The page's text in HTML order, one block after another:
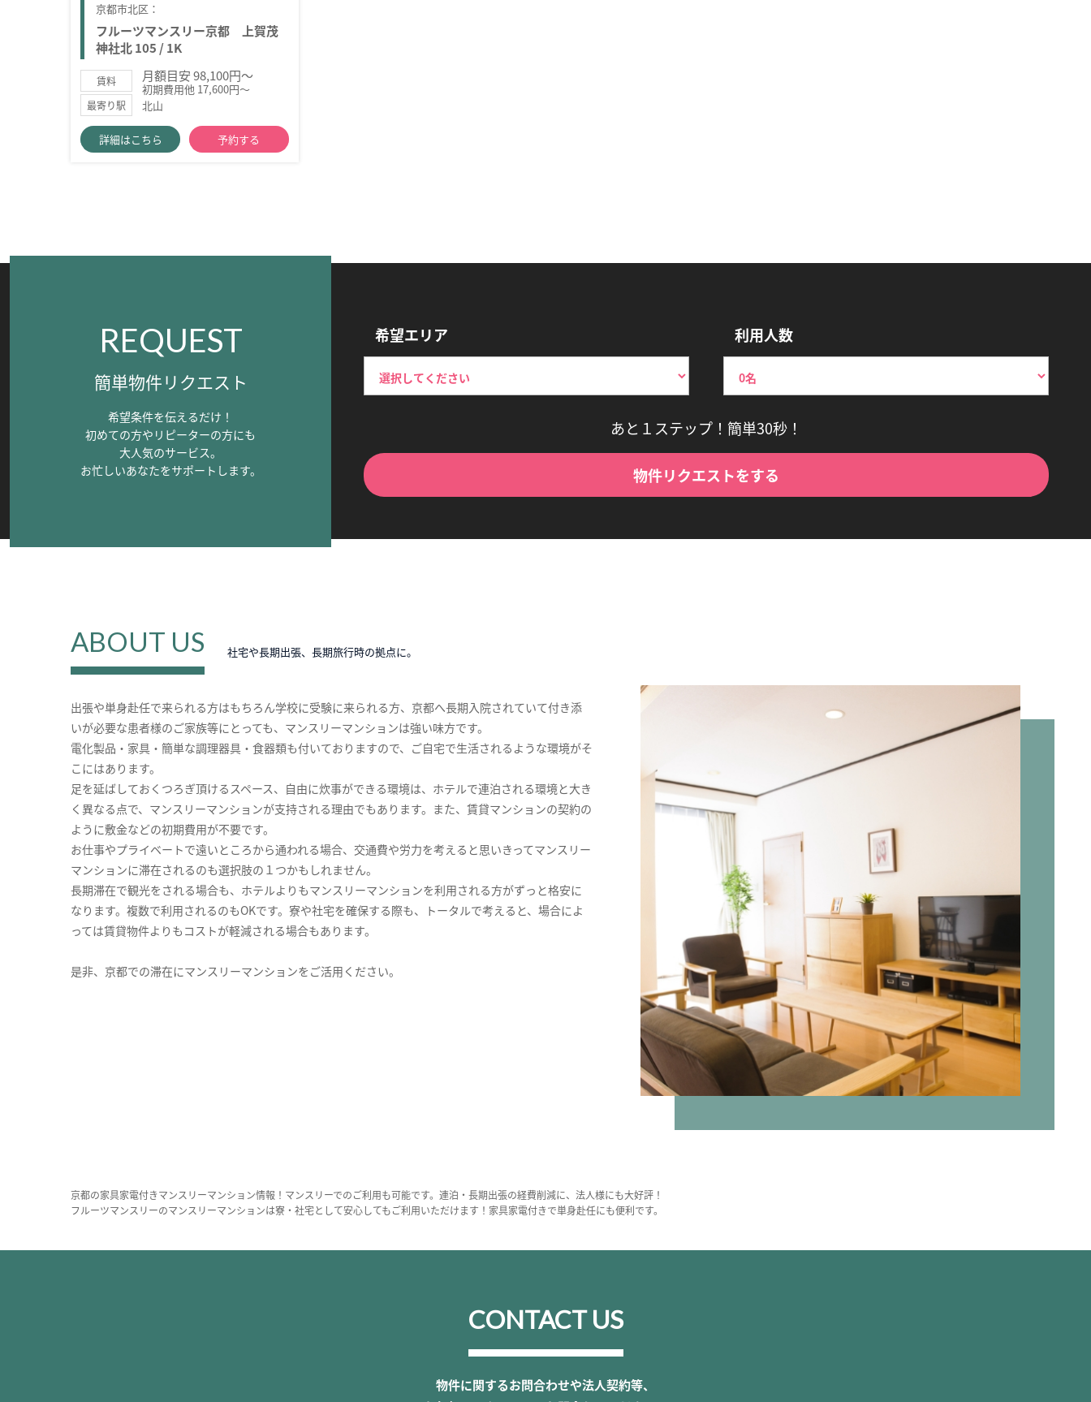
京都市北区：
フルーツマンスリー京都 上賀茂
神社北 105 / 1K
賃料 月額目安 98,100円～
初期費用他 17,600円～
最寄り駅 北山
詳細はこちら 予約する
REQUEST
簡単物件リクエスト
希望条件を伝えるだけ！
初めての方やリピーターの方にも
大人気のサービス。
お忙しいあなたをサポートします。
希望エリア 利用人数
あと１ステップ！簡単30秒！
物件リクエストをする
ABOUT US 社宅や長期出張、長期旅行時の拠点に。
出張や単身赴任で来られる方はもちろん学校に受験に来られる方、京都へ長期入院されていて付き添
いが必要な患者様のご家族等にとっても、マンスリーマンションは強い味方です。
電化製品・家具・簡単な調理器具・食器類も付いておりますので、ご自宅で生活されるような環境がそ
こにはあります。
足を延ばしておくつろぎ頂けるスペース、自由に炊事ができる環境は、ホテルで連泊される環境と大き
く異なる点で、マンスリーマンションが支持される理由でもあります。また、賃貸マンションの契約の
ように敷金などの初期費用が不要です。
お仕事やプライベートで遠いところから通われる場合、交通費や労力を考えると思いきってマンスリー
マンションに滞在されるのも選択肢の１つかもしれません。
長期滞在で観光をされる場合も、ホテルよりもマンスリーマンションを利用される方がずっと格安に
なります。複数で利用されるのもOKです。寮や社宅を確保する際も、トータルで考えると、場合によ
っては賃貸物件よりもコストが軽減される場合もあります。
是非、京都での滞在にマンスリーマンションをご活用ください。
京都の家具家電付きマンスリーマンション情報！マンスリーでのご利用も可能です。連泊・長期出張の経費削減に、法人様にも大好評！
フルーツマンスリーのマンスリーマンションは寮・社宅として安心してもご利用いただけます！家具家電付きで単身赴任にも便利です。
CONTACT US
物件に関するお問合わせや法人契約等、